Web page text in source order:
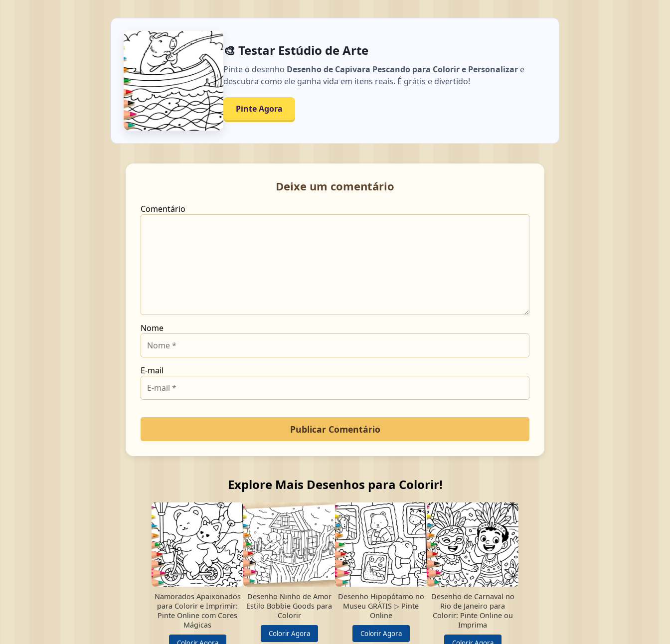
🎨 Testar Estúdio de Arte
Pinte o desenho Desenho de Capivara Pescando para Colorir e Personalizar e
descubra como ele ganha vida em itens reais. É grátis e divertido!
Pinte Agora
Deixe um comentário
Comentário
Nome
E-mail
Explore Mais Desenhos para Colorir!
Namorados Apaixonados
para Colorir e Imprimir:
Pinte Online com Cores
Mágicas
Desenho Ninho de Amor
Estilo Bobbie Goods para
Colorir
Colorir Agora
Desenho Hipopótamo no
Museu GRÁTIS ▷ Pinte
Online
Colorir Agora
Desenho de Carnaval no
Rio de Janeiro para
Colorir: Pinte Online ou
Imprima